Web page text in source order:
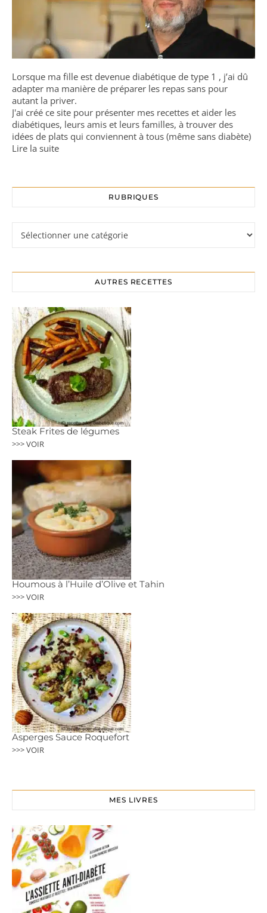
Lorsque ma fille est devenue diabétique de type 1 , j’ai dû
adapter ma manière de préparer les repas sans pour
autant la priver.
J'ai créé ce site pour présenter mes recettes et aider les
diabétiques, leurs amis et leurs familles, à trouver des
idées de plats qui conviennent à tous (même sans diabète)
Lire la suite
RUBRIQUES
AUTRES RECETTES
Steak Frites de légumes
>>> VOIR
Houmous à l’Huile d’Olive et Tahin
>>> VOIR
Asperges Sauce Roquefort
>>> VOIR
MES LIVRES